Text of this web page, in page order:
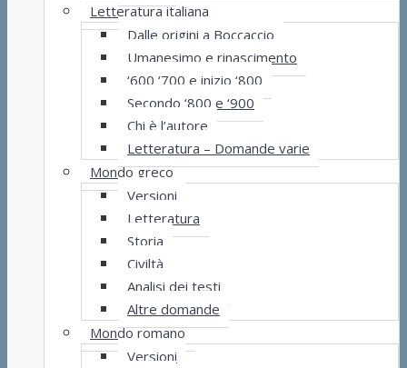
Letteratura italiana
Dalle origini a Boccaccio
Umanesimo e rinascimento
‘600 ‘700 e inizio ‘800
Secondo ‘800 e ‘900
Chi è l’autore
Letteratura – Domande varie
Mondo greco
Versioni
Letteratura
Storia
Civiltà
Analisi dei testi
Altre domande
Mondo romano
Versioni